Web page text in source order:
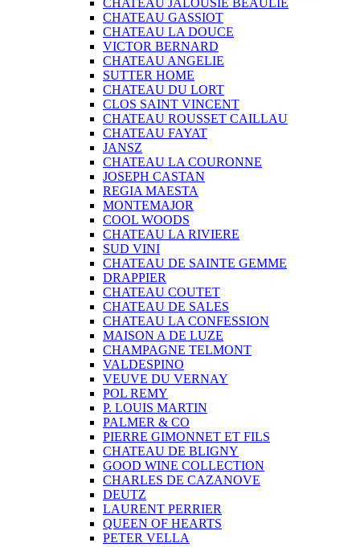
CHATEAU JALOUSIE BEAULIE
CHATEAU GASSIOT
CHATEAU LA DOUCE
VICTOR BERNARD
CHATEAU ANGELIE
SUTTER HOME
CHATEAU DU LORT
CLOS SAINT VINCENT
CHATEAU ROUSSET CAILLAU
CHATEAU FAYAT
JANSZ
CHATEAU LA COURONNE
JOSEPH CASTAN
REGIA MAESTA
MONTEMAJOR
COOL WOODS
CHATEAU LA RIVIERE
SUD VINI
CHATEAU DE SAINTE GEMME
DRAPPIER
CHATEAU COUTET
CHATEAU DE SALES
CHATEAU LA CONFESSION
MAISON A DE LUZE
CHAMPAGNE TELMONT
VALDESPINO
VEUVE DU VERNAY
POL REMY
P. LOUIS MARTIN
PALMER & CO
PIERRE GIMONNET ET FILS
CHATEAU DE BLIGNY
GOOD WINE COLLECTION
CHARLES DE CAZANOVE
DEUTZ
LAURENT PERRIER
QUEEN OF HEARTS
PETER VELLA